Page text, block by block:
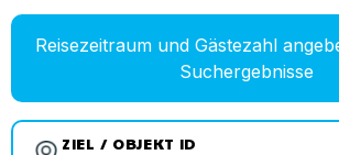
Reisezeitraum und Gästezahl
Suchergebnisse
ZIEL / OBJEKT ID